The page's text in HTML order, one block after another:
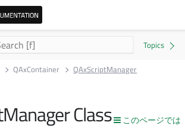
QAxContainer QAxScriptManager
このページでは
Class